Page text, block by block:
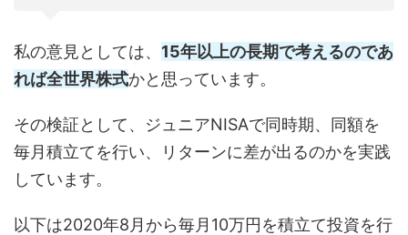
私の意見としては、 15年以上の長期で考えるのであ
れば全世界株式かと思っています。
その検証として、ジュニアNISAで同時期、同額を
毎月積立てを行い、リターンに差が出るのかを実践
しています。
以下は2020年8月から毎月10万円を積立て投資を行